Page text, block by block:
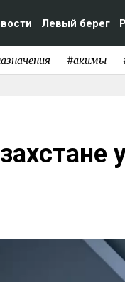
Левый берег
#акимы